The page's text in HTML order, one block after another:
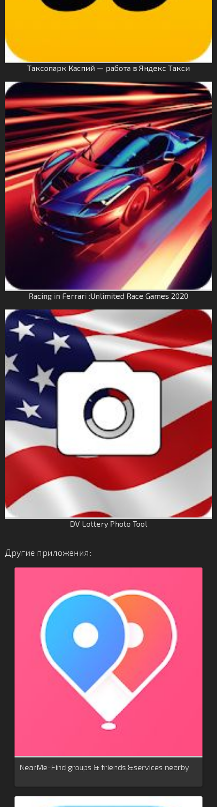
Таксопарк Каспий — работа в Яндекс Такси
Racing in Ferrari :Unlimited Race Games 2020
DV Lottery Photo Tool
Другие приложения:
NearMe-Find groups & friends &services nearby